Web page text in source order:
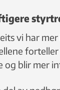
vi har
og blir mer